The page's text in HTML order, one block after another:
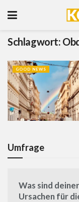
Schlagwort:
GOOD NEWS
Umfrage
Was sind
Ursachen für